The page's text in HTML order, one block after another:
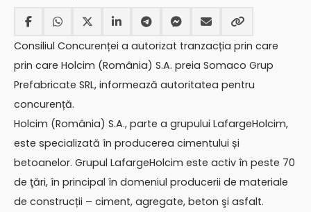
Consiliul Concurenței a autorizat tranzacția prin care
prin care Holcim (România) S.A. preia Somaco Grup
Prefabricate SRL, informează autoritatea pentru
concurență.
Holcim (România) S.A., parte a grupului LafargeHolcim,
este specializată în producerea cimentului și
betoanelor. Grupul LafargeHolcim este activ în peste 70
de ţări, în principal în domeniul producerii de materiale
de construcții – ciment, agregate, beton şi asfalt.